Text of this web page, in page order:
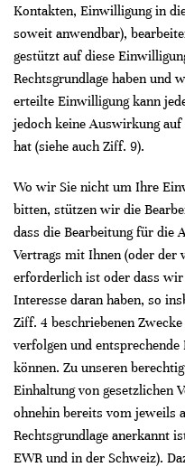
Kontakten, Einwilligung in
soweit anwendbar),
gestützt auf diese
Rechtsgrundlage haben und
erteilte Einwilligung kann
jedoch keine Auswirkung
hat (siehe auch Ziff. 9).
Wo wir Sie nicht um Ihre
bitten, stützen wir die
dass die Bearbeitung für die
Vertrags mit Ihnen (oder der
erforderlich ist oder dass
Interesse daran haben, so
Ziff. 4 beschriebenen
verfolgen und
können. Zu unseren
Einhaltung von gesetzlichen
ohnehin bereits vom jeweils
Rechtsgrundlage anerkannt
EWR und in der Schweiz).